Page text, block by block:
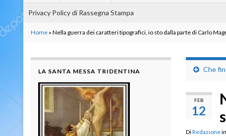
Privacy Policy di Rassegna Stampa
Home » Nella guerra dei caratteri tipografici, io sto dalla parte di Carlo
Che
FEB
12
DiRedazionein
LA SANTA MESSA TRIDENTINA